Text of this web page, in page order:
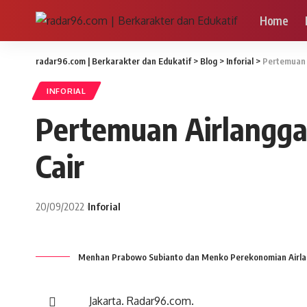
Home
radar96.com | Berkarakter dan Edukatif> Blog > Inforial >
INFORIAL
Pertemuan
Cair
20/09/2022 Inforial
Menhan Prabowo Subianto dan Menko Perekonomian
Jakarta. Radar96.com.